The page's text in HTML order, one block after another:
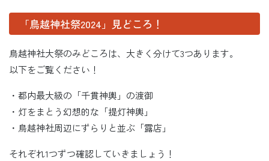
「鳥越神社祭2024」見どころ！
鳥越神社大祭のみどころは、大きく分けて3つあります。
以下をご覧ください！
・都内最大級の「千貫神輿」の渡御
・灯をまとう幻想的な「提灯神輿」
・鳥越神社周辺にずらりと並ぶ「露店」
それぞれ1つずつ確認していきましょう！